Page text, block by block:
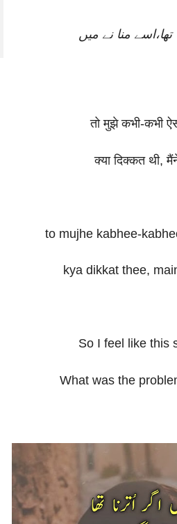
منا نے میں
तो मुझे कभी-कभी
क्या दिक्कत थी,
to mujhe kabhee-
kya dikkat thee,
So I feel like this
What was the